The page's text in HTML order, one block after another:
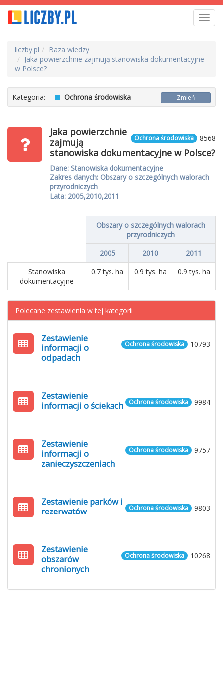
liczby.pl
Baza wiedzy
Jaka powierzchnie zajmują stanowiska dokumentacyjne
w Polsce?
Kategoria: Ochrona środowiska Zmień
8568
Ochrona środowiska
Jaka powierzchnie
zajmują
stanowiska dokumentacyjne w Polsce?
Dane: Stanowiska dokumentacyjne
Zakres danych: Obszary o szczególnych walorach
przyrodniczych
Lata: 2005,2010,2011
Obszary o szczególnych walorach
przyrodniczych
2005
2010
2011
Stanowiska
dokumentacyjne
0.7 tys. ha 0.9 tys. ha 0.9 tys. ha
Polecane zestawienia w tej kategorii
10793
Ochrona środowiska
Zestawienie
informacji o
odpadach
9984
Ochrona środowiska
Zestawienie
informacji o ściekach
9757
Ochrona środowiska
Zestawienie
informacji o
zanieczyszczeniach
9803
Ochrona środowiska
Zestawienie parków i
rezerwatów
10268
Ochrona środowiska
Zestawienie
obszarów
chronionych